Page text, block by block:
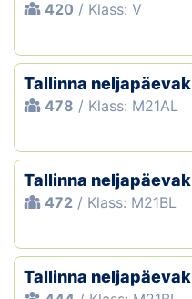
420 / Klass: V
Tallinna neljapäevak
478 / Klass: M21AL
Tallinna neljapäevak
472 / Klass: M21BL
Tallinna neljapäevak